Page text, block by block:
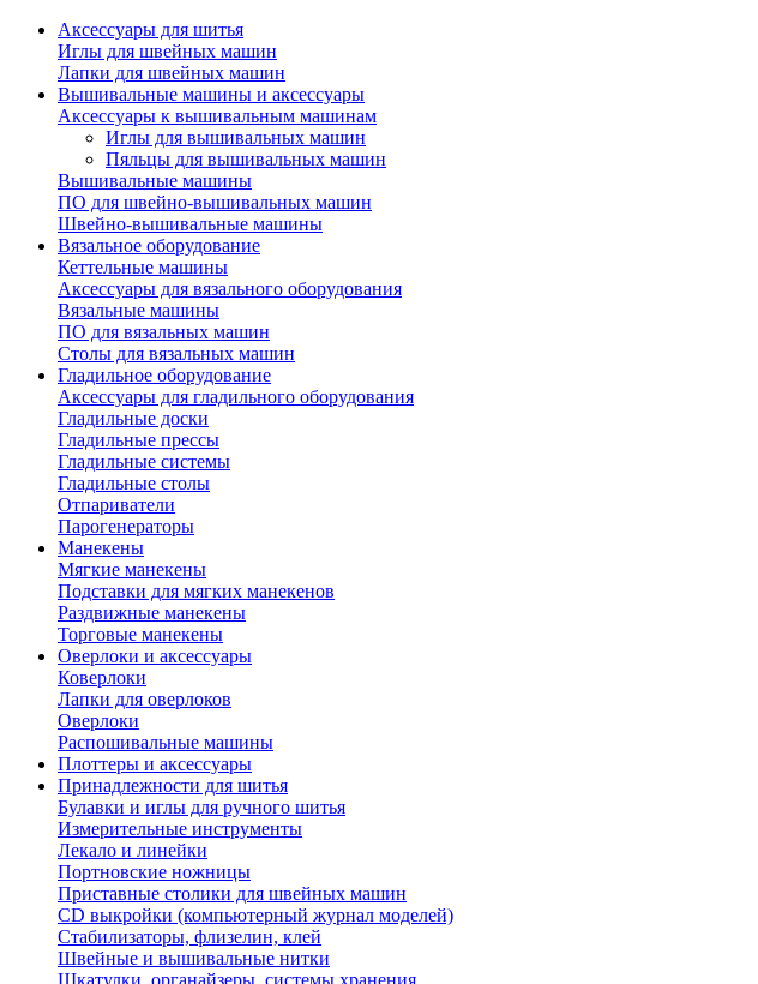
Аксессуары для шитья
Иглы для швейных машин
Лапки для швейных машин
Вышивальные машины и аксессуары
Аксессуары к вышивальным машинам
Иглы для вышивальных машин
Пяльцы для вышивальных машин
Вышивальные машины
ПО для швейно-вышивальных машин
Швейно-вышивальные машины
Вязальное оборудование
Кеттельные машины
Аксессуары для вязального оборудования
Вязальные машины
ПО для вязальных машин
Столы для вязальных машин
Гладильное оборудование
Аксессуары для гладильного оборудования
Гладильные доски
Гладильные прессы
Гладильные системы
Гладильные столы
Отпариватели
Парогенераторы
Манекены
Мягкие манекены
Подставки для мягких манекенов
Раздвижные манекены
Торговые манекены
Оверлоки и аксессуары
Коверлоки
Лапки для оверлоков
Оверлоки
Распошивальные машины
Плоттеры и аксессуары
Принадлежности для шитья
Булавки и иглы для ручного шитья
Измерительные инструменты
Лекало и линейки
Портновские ножницы
Приставные столики для швейных машин
СD выкройки (компьютерный журнал моделей)
Стабилизаторы, флизелин, клей
Швейные и вышивальные нитки
Шкатулки, органайзеры, системы хранения